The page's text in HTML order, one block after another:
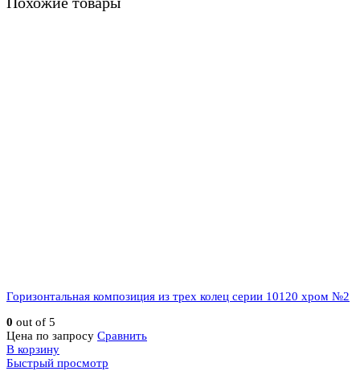
Горизонтальная композиция из трех колец серии 10120 хром №2
0 out of 5
Цена по запросу Сравнить
В корзину
Быстрый просмотр